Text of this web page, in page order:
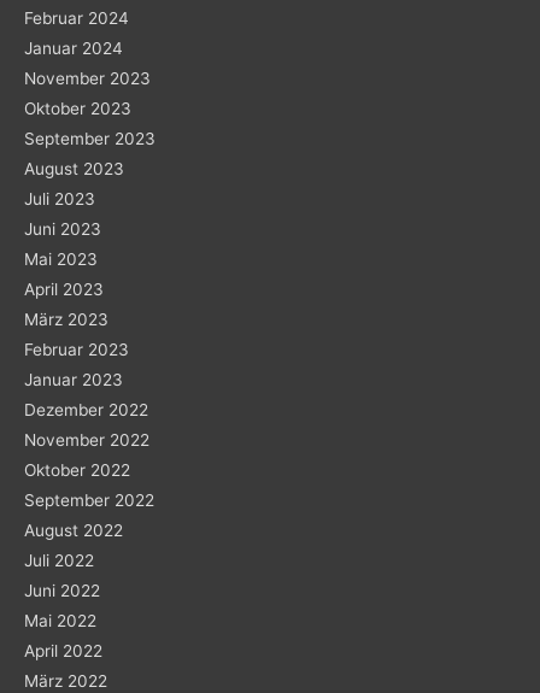
Februar 2024
Januar 2024
November 2023
Oktober 2023
September 2023
August 2023
Juli 2023
Juni 2023
Mai 2023
April 2023
März 2023
Februar 2023
Januar 2023
Dezember 2022
November 2022
Oktober 2022
September 2022
August 2022
Juli 2022
Juni 2022
Mai 2022
April 2022
März 2022